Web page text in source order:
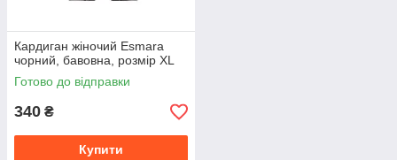
Кардиган жіночий Esmara
чорний, бавовна, розмір XL
Готово до відправки
340 ₴
Купити